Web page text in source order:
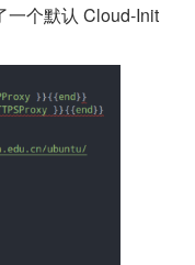
一个默认 Cloud-Init